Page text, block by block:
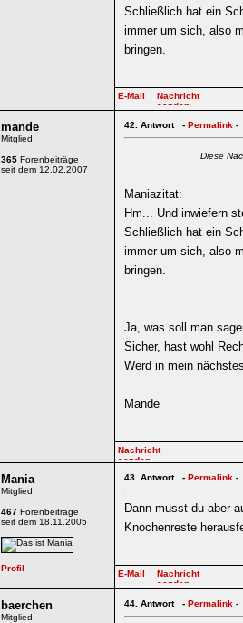
Schließlich hat ein
immer um sich, also
bringen.
mande
Mitglied
365 Forenbeiträge
seit dem 12.02.2007
42. Antwort - Permalink -
Diese
Maniazitat:
Hm... Und inwiefern
Schließlich hat ein
immer um sich, also
bringen.
Ja, was soll man
Sicher, hast wohl
Werd in mein
Mande
Mania
Mitglied
467 Forenbeiträge
seit dem 18.11.2005
43. Antwort - Permalink -
Dann musst du aber
Knochenreste
baerchen
Mitglied
44. Antwort - Permalink -